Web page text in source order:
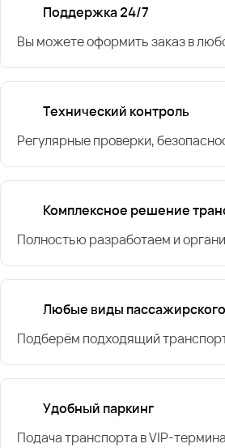
Поддержка 24/7
Вы можете оформить заказ в
Технический контроль
Регулярные проверки,
Комплексное решение
Полностью разработаем и
Любые виды
Подберём подходящий
Удобный паркинг
Подача транспорта в VIP-